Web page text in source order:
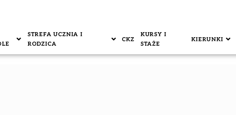
STREFA UCZNIA I
RODZICA
CKZ
KURSY I
STAŻE
KIERUNKI